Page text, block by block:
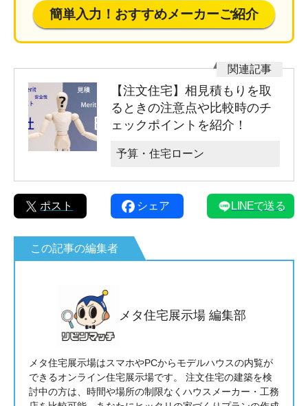
簡単入力！おすすめメーカーご紹介
【注文住宅】相見積もりを取
るときの注意点や比較時のチ
ェックポイントを紹介！
予算・住宅ローン
ポスト シェア LINEで送る
この記事の編集者
メタ住宅展示場 編集部
メタ住宅展示場はスマホやPCからモデルハウスの内覧が
できるオンライン住宅展示場です。 注文住宅の建築を検
討中の方は、時間や場所の制限なくハウスメーカー・工務